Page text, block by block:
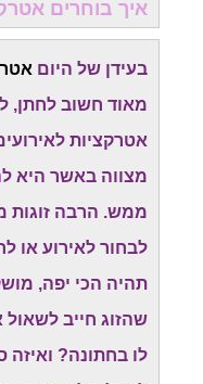
איך בוחרים
בעידן של היום
מאוד חשוב לחתן,
אטרקציות
מצווה באשר היא
ממש. הרבה זוגות
לבחור לאירוע או
תהיה הכי יפה,
שהזוג חייב
לו בחתונה? ואיזה